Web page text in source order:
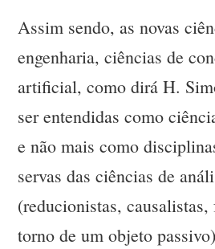
Assim sendo, as novas
engenharia, ciências de
artificial, como dirá H.
ser entendidas como
e não mais como
servas das ciências de
(reducionistas, causalistas,
torno de um objeto